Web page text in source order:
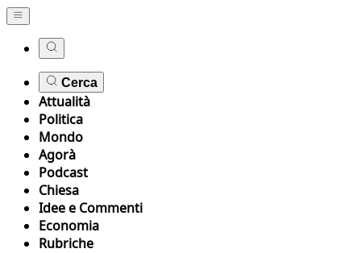
Cerca
Attualità
Politica
Mondo
Agorà
Podcast
Chiesa
Idee e Commenti
Economia
Rubriche